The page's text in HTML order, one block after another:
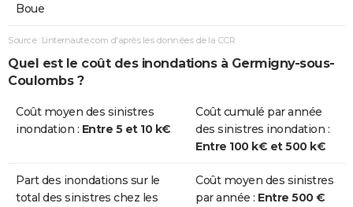
Boue
Source : Linternaute.com d'après les données de la CCR
Quel est le coût des inondations à Germigny-sous-
Coulombs ?
Coût moyen des sinistres
inondation : Entre 5 et 10 k€
Coût cumulé par année
des sinistres inondation :
Entre 100 k€ et 500 k€
Part des inondations sur le
total des sinistres chez les
Coût moyen des sinistres
par année : Entre 500 €